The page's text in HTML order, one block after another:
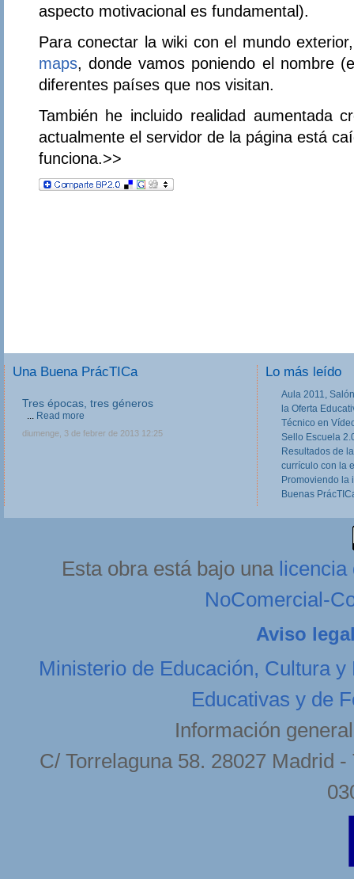
aspecto motivacional es fundamental).
Para conectar la wiki con el mundo
maps, donde vamos poniendo el nombre
diferentes países que nos visitan.
También he incluido realidad aumentada
actualmente el servidor de la página está
funciona.>>
Una Buena PrácTICa
Tres épocas, tres géneros
... Read more
diumenge, 3 de febrer de 2013 12:25
Lo más leído
Aula 2011,
la Oferta
Técnico en
Sello Escuela
Resultados de
currículo con la
Promoviendo la
Buenas
Esta obra está bajo una licencia
NoComercial-
Aviso
Ministerio de Educación, Cultura y
Educativas y de
Información
C/ Torrelaguna 58. 28027 Madrid